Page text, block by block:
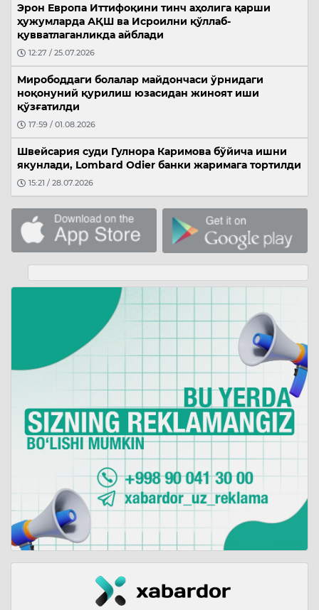
Эрон Европа Иттифоқини тинч аҳолига қарши
ҳужумларда АҚШ ва Исроилни қўллаб-
қувватлаганликда айблади
12:27 / 25.07.2026
Мирободдаги болалар майдончаси ўрнидаги
ноқонуний қурилиш юзасидан жиноят иши
қўзғатилди
17:59 / 01.08.2026
Швейсария суди Гулнора Каримова бўйича ишни
якунлади, Lombard Odier банки жаримага тортилди
15:21 / 28.07.2026